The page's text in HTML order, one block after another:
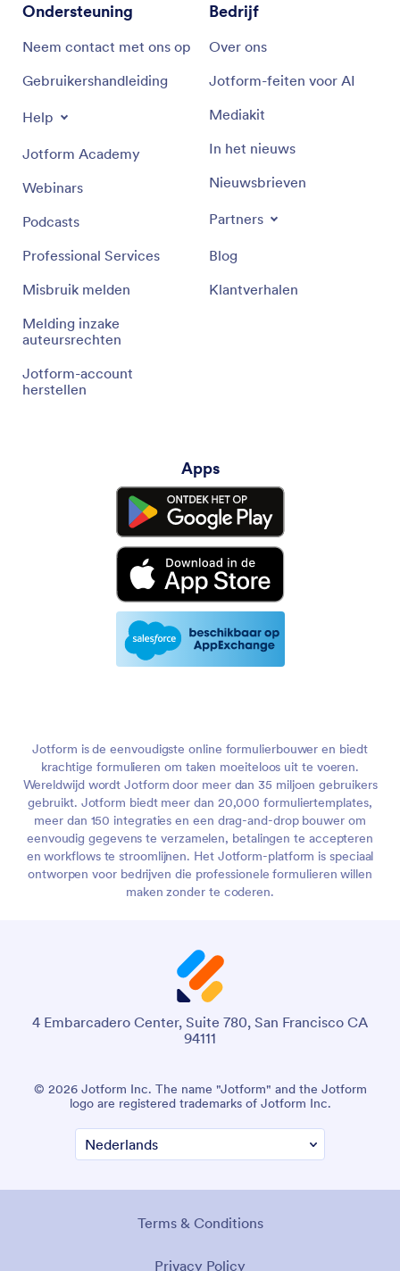
Ondersteuning
Neem contact met ons op
Gebruikershandleiding
Help
Jotform Academy
Webinars
Podcasts
Professional Services
Misbruik melden
Melding inzake
auteursrechten
Jotform-account
herstellen
Bedrijf
Over ons
Jotform-feiten voor AI
Mediakit
In het nieuws
Nieuwsbrieven
Partners
Blog
Klantverhalen
Apps
Jotform is de eenvoudigste online formulierbouwer en biedt
krachtige formulieren om taken moeiteloos uit te voeren.
Wereldwijd wordt Jotform door meer dan 35 miljoen gebruikers
gebruikt. Jotform biedt meer dan 20,000 formuliertemplates,
meer dan 150 integraties en een drag-and-drop bouwer om
eenvoudig gegevens te verzamelen, betalingen te accepteren
en workflows te stroomlijnen. Het Jotform-platform is speciaal
ontworpen voor bedrijven die professionele formulieren willen
maken zonder te coderen.
4 Embarcadero Center, Suite 780, San Francisco CA
94111
© 2026 Jotform Inc. The name "Jotform" and the Jotform
logo are registered trademarks of Jotform Inc.
Terms & Conditions
Privacy Policy